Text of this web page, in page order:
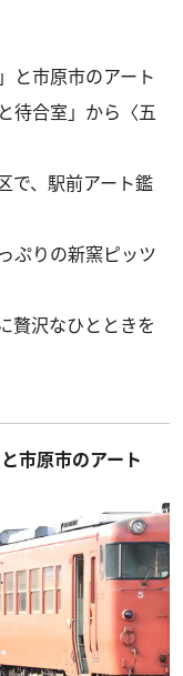
と市原市のアート
待合室」から〈五
で、駅前アート鑑
ぷりの新窯ピッツ
贅沢なひとときを
市原市のアート